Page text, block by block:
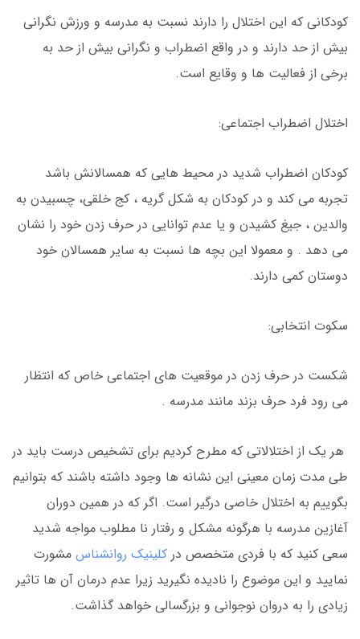
کودکانی که این اختلال را دارند نسبت به مدرسه و ورزش نگرانی
بیش از حد دارند و در واقع اضطراب و نگرانی بیش از حد به
برخی از فعالیت ها و وقایع است.
اختلال اضطراب اجتماعی:
کودکان اضطراب شدید در محیط هایی که همسالانش باشد
تجربه می کند و در کودکان به شکل گریه ، کج خلقی، چسبیدن به
والدین ، جیغ کشیدن و یا عدم توانایی در حرف زدن خود را نشان
می دهد . و معمولا این بچه ها نسبت به سایر همسالان خود
دوستان کمی دارند.
سکوت انتخابی:
شکست در حرف زدن در موقعیت های اجتماعی خاص که انتظار
می رود فرد حرف بزند مانند مدرسه .
هر یک از اختلالاتی که مطرح کردیم برای تشخیص درست باید در
طی مدت زمان معینی این نشانه ها وجود داشته باشند که بتوانیم
بگوییم به اختلال خاصی درگیر است. اگر که در همین دوران
آغازین مدرسه با هرگونه مشکل و رفتار نا مطلوب مواجه شدید
سعی کنید که با فردی متخصص در کلینیک روانشناس مشورت
نمایید و این موضوع را نادیده نگیرید زیرا عدم درمان آن ها تاثیر
زیادی را به دروان نوجوانی و بزرگسالی خواهد گذاشت.